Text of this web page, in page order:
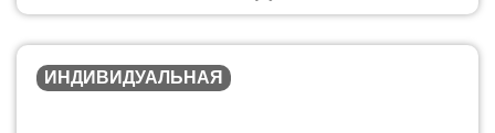
ИНДИВИДУАЛЬНАЯ